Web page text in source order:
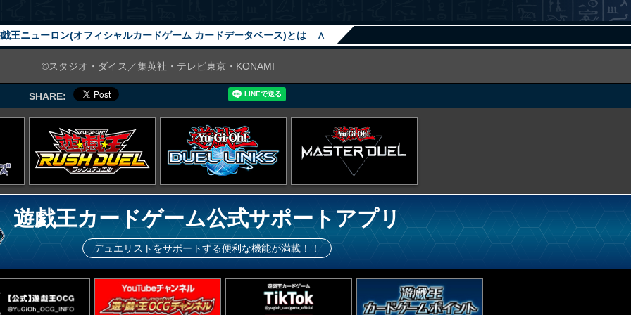
王ニューロン(オフィシャルカードゲーム カードデータベース)とは ∧
©スタジオ・ダイス／集英社・テレビ東京・KONAMI
SHARE:
遊戯王カードゲーム公式サポートアプリ
デュエリストをサポートする便利な機能が満載！！